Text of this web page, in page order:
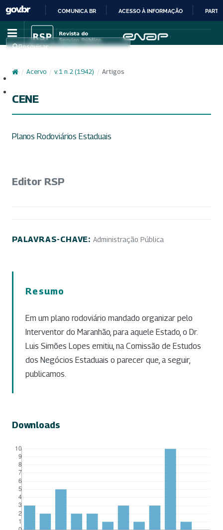
IR
PARA
CONTEÚDO
COMUNICA BR ACESSO À INFORMAÇÃO
Pesquisar
/ Acervo / v. 1 n. 2 (1942) / Artigos
CENE
Planos Rodoviários Estaduais
Editor RSP
PALAVRAS-CHAVE: Administração Pública
Resumo
Em um plano rodoviário mandado organizar pelo
Interventor do Maranhão, para aquele Estado, o Dr.
Luis Simões Lopes emitiu, na Comissão de Estudos
dos Negócios Estaduais o parecer que, a seguir,
publicamos.
Downloads